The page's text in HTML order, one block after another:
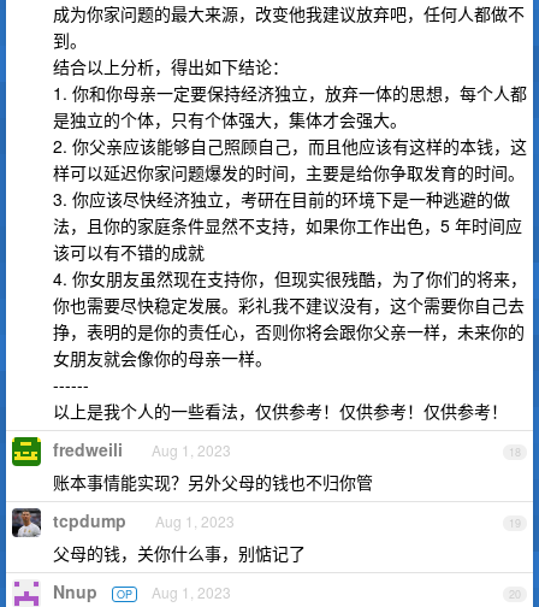
成为你家问题的最大来源，改变他我建议放弃吧，任何人都做不
到。
结合以上分析，得出如下结论：
1. 你和你母亲一定要保持经济独立，放弃一体的思想，每个人都
是独立的个体，只有个体强大，集体才会强大。
2. 你父亲应该能够自己照顾自己，而且他应该有这样的本钱，这
样可以延迟你家问题爆发的时间，主要是给你争取发育的时间。
3. 你应该尽快经济独立，考研在目前的环境下是一种逃避的做
法，且你的家庭条件显然不支持，如果你工作出色，5 年时间应
该可以有不错的成就
4. 你女朋友虽然现在支持你，但现实很残酷，为了你们的将来，
你也需要尽快稳定发展。彩礼我不建议没有，这个需要你自己去
挣，表明的是你的责任心，否则你将会跟你父亲一样，未来你的
女朋友就会像你的母亲一样。
------
以上是我个人的一些看法，仅供参考！仅供参考！仅供参考！
18
fredweili Aug 1, 2023
账本事情能实现？另外父母的钱也不归你管
19
tcpdump Aug 1, 2023
父母的钱，关你什么事，别惦记了
20
Nnup OP Aug 1, 2023